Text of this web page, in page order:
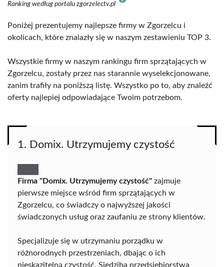
Ranking według portalu zgorzelectv.pl
Poniżej prezentujemy najlepsze firmy w Zgorzelcu i
okolicach, które znalazły się w naszym zestawieniu TOP 3.
Wszystkie firmy w naszym rankingu firm sprzątających w
Zgorzelcu, zostały przez nas starannie wyselekcjonowane,
zanim trafiły na poniższą listę. Wszystko po to, aby znaleźć
oferty najlepiej odpowiadające Twoim potrzebom.
1. Domix. Utrzymujemy czystość
Firma "Domix. Utrzymujemy czystość" zajmuje
pierwsze miejsce wśród firm sprzątających w
Zgorzelcu, co świadczy o najwyższej jakości
świadczonych usług oraz zaufaniu ze strony klientów.
Specjalizuje się w utrzymaniu porządku w
różnorodnych przestrzeniach, dbając o ich
nieskazitelną czystość. Siedziba przedsiębiorstwa